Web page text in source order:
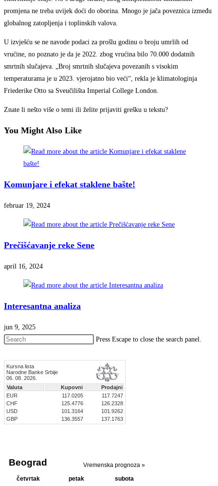
promjena ne treba uvijek doći do oborina. Mnogo je jača poveznica između
globalnog zatopljenja i toplinskih valova.
U izvješću se ne navode podaci za prošlu godinu o broju umrlih od
vrućine, no poznato je da je 2022. zbog vrućina bilo 70.000 dodatnih
smrtnih slučajeva. „Broj smrtnih slučajeva povezanih s visokim
temperaturama je u 2023. vjerojatno bio veći“, rekla je klimatologinja
Friederike Otto sa Sveučilišta Imperial College London.
Znate li nešto više o temi ili želite prijaviti grešku u tekstu?
You Might Also Like
Komunjare i efekat staklene bašte!
februar 19, 2024
Prečišćavanje reke Sene
april 16, 2024
Interesantna analiza
jun 9, 2025
Press Escape to close the search panel.